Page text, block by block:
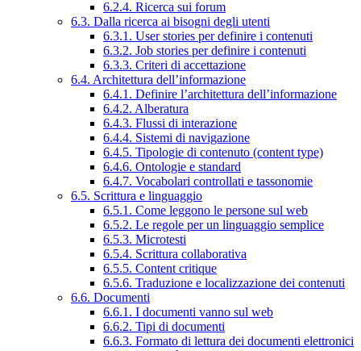
6.2.4. Ricerca sui forum
6.3. Dalla ricerca ai bisogni degli utenti
6.3.1. User stories per definire i contenuti
6.3.2. Job stories per definire i contenuti
6.3.3. Criteri di accettazione
6.4. Architettura dell’informazione
6.4.1. Definire l’architettura dell’informazione
6.4.2. Alberatura
6.4.3. Flussi di interazione
6.4.4. Sistemi di navigazione
6.4.5. Tipologie di contenuto (content type)
6.4.6. Ontologie e standard
6.4.7. Vocabolari controllati e tassonomie
6.5. Scrittura e linguaggio
6.5.1. Come leggono le persone sul web
6.5.2. Le regole per un linguaggio semplice
6.5.3. Microtesti
6.5.4. Scrittura collaborativa
6.5.5. Content critique
6.5.6. Traduzione e localizzazione dei contenuti
6.6. Documenti
6.6.1. I documenti vanno sul web
6.6.2. Tipi di documenti
6.6.3. Formato di lettura dei documenti elettronici